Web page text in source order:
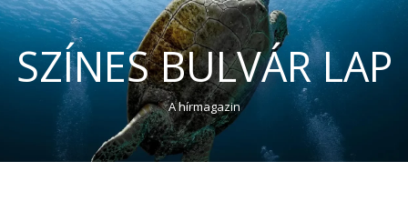
SZÍNES BULVÁR LAP
A hírmagazin